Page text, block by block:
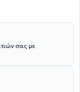
σας με